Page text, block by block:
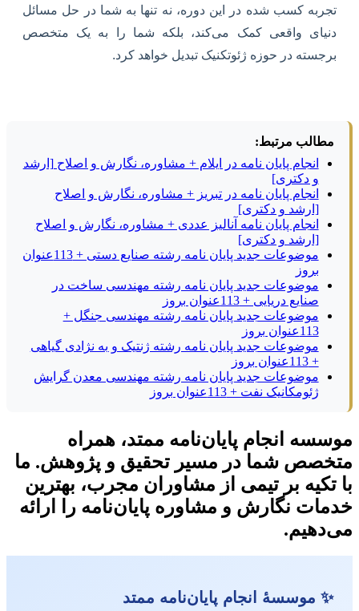
تجربه کسب شده در این دوره، نه تنها به شما در حل مسائل
دنیای واقعی کمک می‌کند، بلکه شما را به یک متخصص
برجسته در حوزه ژئوتکنیک تبدیل خواهد کرد.
مطالب مرتبط:
انجام پایان نامه در ایلام + مشاوره، نگارش و اصلاح [ارشد
و دکتری]
انجام پایان نامه در تبریز + مشاوره، نگارش و اصلاح
[ارشد و دکتری]
انجام پایان نامه آنالیز عددی + مشاوره، نگارش و اصلاح
[ارشد و دکتری]
موضوعات جدید پایان نامه رشته صنایع دستی + 113عنوان
بروز
موضوعات جدید پایان نامه رشته مهندسی ساخت در
صنایع دریایی + 113عنوان بروز
موضوعات جدید پایان نامه رشته مهندسی جنگل +
113عنوان بروز
موضوعات جدید پایان نامه رشته ژنتیک و به نژادی گیاهی
+ 113عنوان بروز
موضوعات جدید پایان نامه رشته مهندسی معدن گرایش
ژئومکانیک نفت + 113عنوان بروز
موسسه انجام پایان‌نامه ممتد، همراه
متخصص شما در مسیر تحقیق و پژوهش. ما
با تکیه بر تیمی از مشاوران مجرب، بهترین
خدمات نگارش و مشاوره پایان‌نامه را ارائه
می‌دهیم.
✨ موسسهٔ انجام پایان‌نامه ممتد